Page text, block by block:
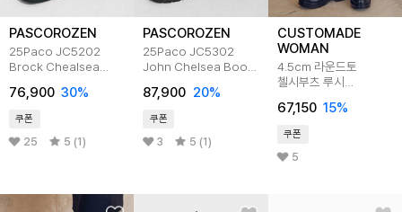
PASCOROZEN
25Paco JC5202
Brock Chealsea
76,900 30%
쿠폰
25 5 (1)
PASCOROZEN
25Paco JC5302
John Chelsea Boots
87,900 20%
쿠폰
3 5 (1)
CUSTOMADE
WOMAN
4.5cm 라운드토
첼시부츠 루시
67,150 15%
쿠폰
5